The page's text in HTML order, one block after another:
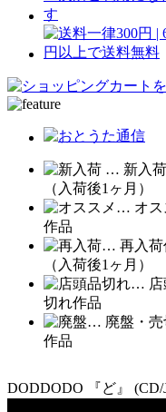
… 新入
（入荷後1ヶ月）
… オス
作品
… 再入荷
（入荷後1ヶ月）
… 店
切れ作品
… 廃盤・売
作品
DODDODO 『ど』 (CD/